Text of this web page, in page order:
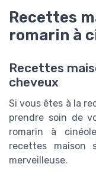
Recettes
romarin à
Recettes
cheveux
Si vous êtes à la
prendre soin de
romarin à
recettes maison
merveilleuse.